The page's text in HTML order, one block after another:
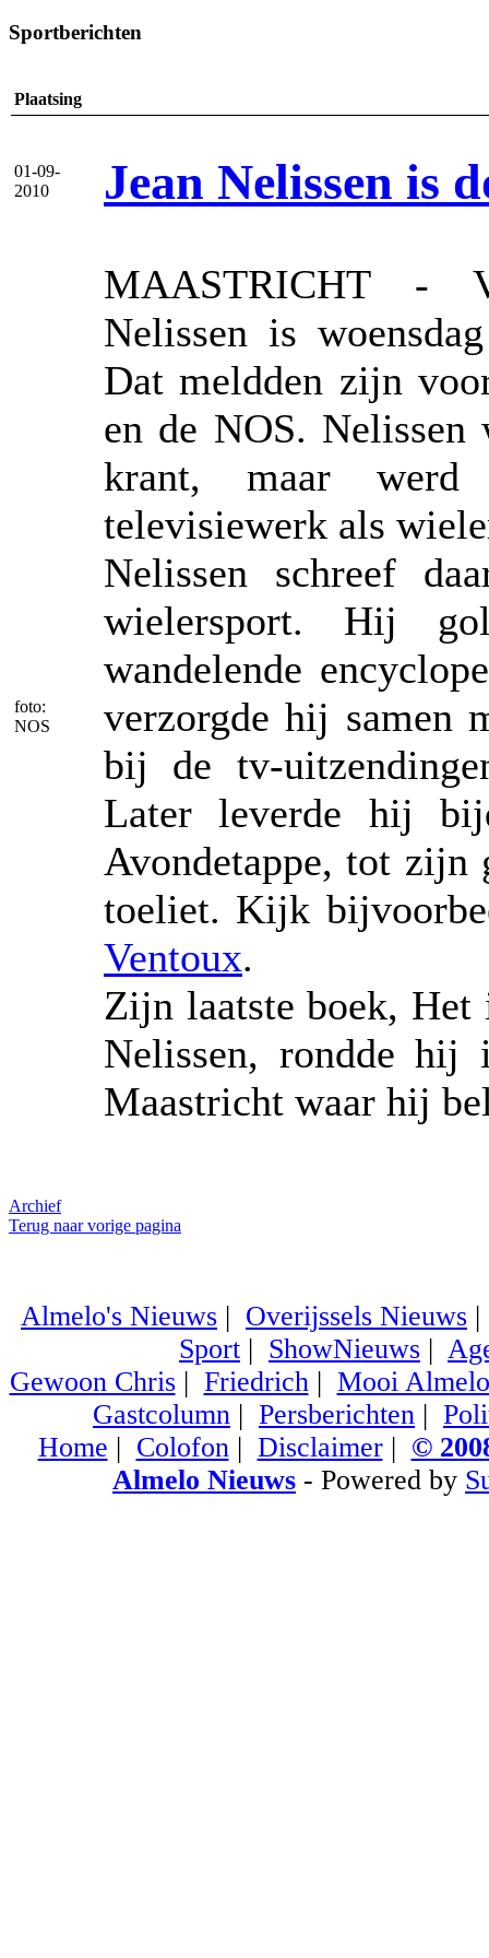
Sportberichten
Plaatsing
01-09-
2010
Jean Nelissen is
foto:
NOS
MAASTRICHT -
Nelissen is
Dat meldden zijn
en de NOS. Nelissen
krant, maar
televisiewerk als
Nelissen schreef
wielersport. Hij
wandelende
verzorgde hij samen
bij de tv-
Later leverde hij
Avondetappe, tot zijn
toeliet. Kijk
Ventoux.
Zijn laatste boek, Het
Nelissen, rondde
Maastricht waar hij
Archief
Terug naar vorige pagina
Almelo's Nieuws | Overijssels Nieuws
Sport | ShowNieuws |
Gewoon Chris| Friedrich| Mooi Almelo
Gastcolumn | Persberichten |
Home | Colofon| Disclaimer| ©
Almelo Nieuws - Powered by